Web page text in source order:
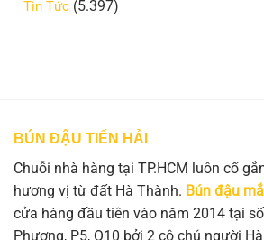
Tin Tức (5.397)
BÚN ĐẬU TIẾN HẢI
Chuỗi nhà hàng tại TP.HCM luôn cố
hương vị từ đất Hà Thành. Bún đậu
cửa hàng đầu tiên vào năm 2014 tại
Phương, P5, Q10 bởi 2 cô chú người